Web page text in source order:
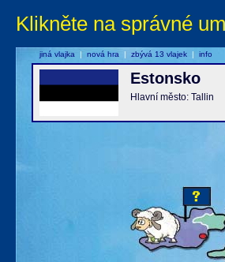
Klikněte na správné
Estonsko
Hlavní město: Tallin
jiná vlajka | nová hra | zbývá 13 vlajek | info